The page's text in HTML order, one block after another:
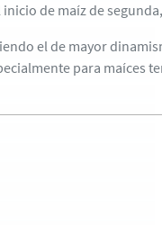
de maíz de
el de mayor
para